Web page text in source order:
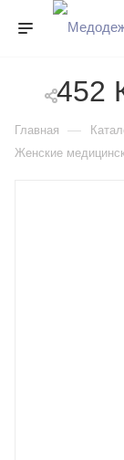
452
Главная —
Женские